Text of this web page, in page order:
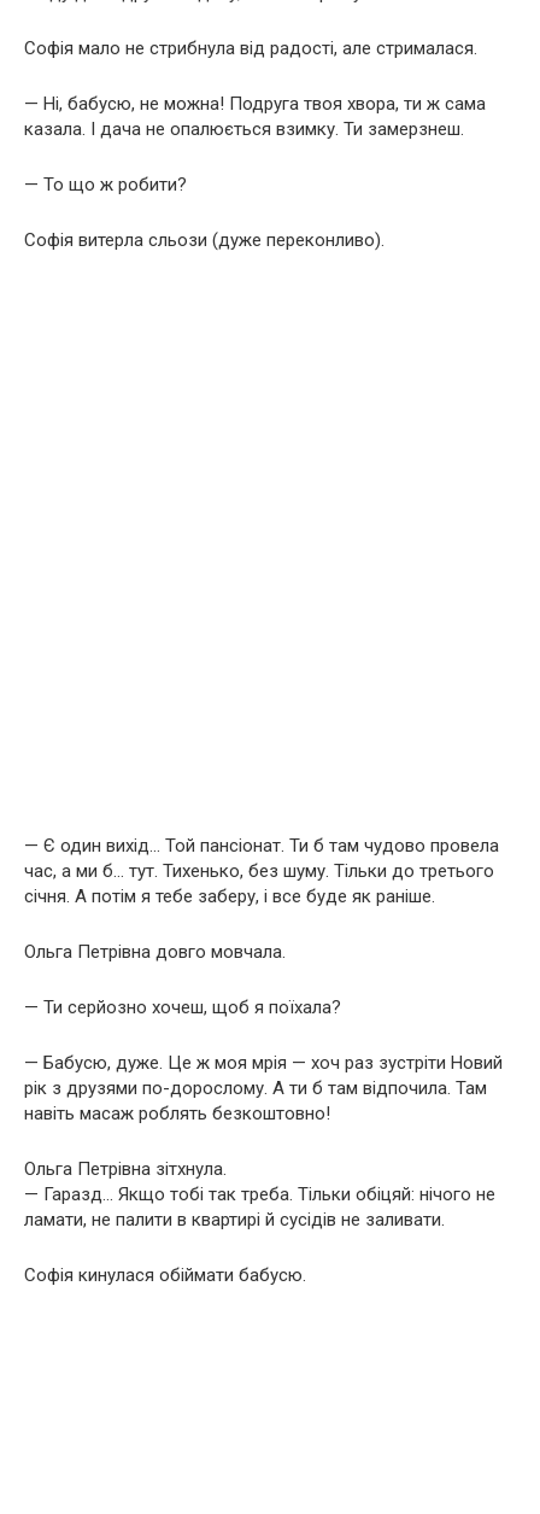
Софія мало не стрибнула від радості, але стрималася.
— Ні, бабусю, не можна! Подруга твоя хвора, ти ж сама
казала. І дача не опалюється взимку. Ти замерзнеш.
— То що ж робити?
Софія витерла сльози (дуже переконливо).
— Є один вихід… Той пансіонат. Ти б там чудово провела
час, а ми б… тут. Тихенько, без шуму. Тільки до третього
січня. А потім я тебе заберу, і все буде як раніше.
Ольга Петрівна довго мовчала.
— Ти серйозно хочеш, щоб я поїхала?
— Бабусю, дуже. Це ж моя мрія — хоч раз зустріти Новий
рік з друзями по-дорослому. А ти б там відпочила. Там
навіть масаж роблять безкоштовно!
Ольга Петрівна зітхнула.
— Гаразд… Якщо тобі так треба. Тільки обіцяй: нічого не
ламати, не палити в квартирі й сусідів не заливати.
Софія кинулася обіймати бабусю.